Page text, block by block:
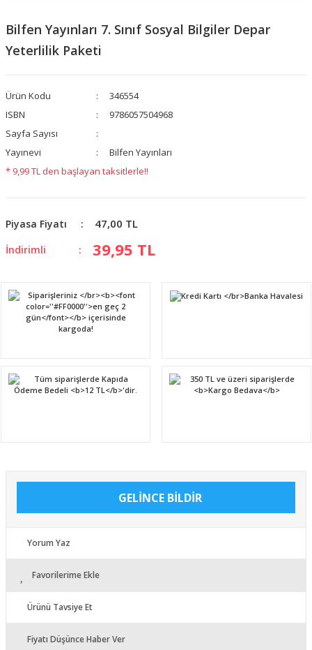
Bilfen Yayınları 7. Sınıf Sosyal Bilgiler Depar
Yeterlilik Paketi
Ürün Kodu
346554
ISBN
9786057504968
Sayfa Sayısı
Yayınevi
Bilfen Yayınları
* 9,99 TL den başlayan taksitlerle!!
Piyasa Fiyatı 47,00 TL
İndirimli 39,95 TL
GELİNCE BİLDİR
Yorum Yaz
Favorilerime Ekle
Ürünü Tavsiye Et
Fiyatı Düşünce Haber Ver